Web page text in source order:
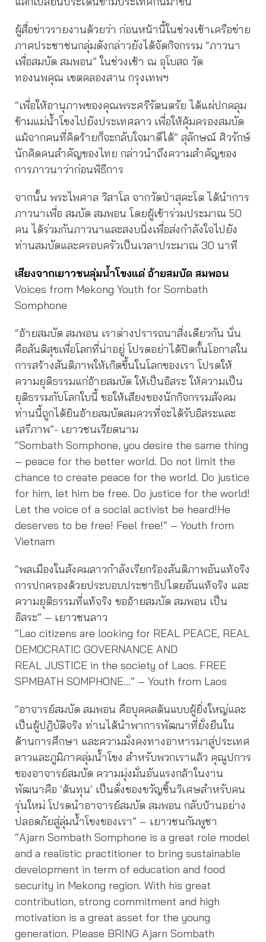
ผู้สื่อข่าวรายงานด้วยว่า ก่อนหน้านี้ในช่วงเช้าเครือข่าย
ภาคประชาชนกลุ่มดังกล่าวยังได้จัดกิจกรรม “ภาวนา
เพื่อสมบัด สมพอน” ในช่วงเช้า ณ อุโบสถ วัด
ทองนพคุณ เขตคลองสาน กรุงเทพฯ
“เพื่อให้อานุภาพของคุณพระศรีรัตนตรัย ได้แผ่ปกคลุม
ข้ามแม่น้ำโขงไปยังประเทศลาว เพื่อให้คุ้มครองสมบัด
แม้จากคนที่คิดร้ายก็จะกลับใจมาดีได้” สุลักษณ์ ศิวรักษ์
นักคิดคนสำคัญของไทย กล่าวนำถึงความสำคัญของ
การภาวนาว่าก่อนพิธีการ
จากนั้น พระไพศาล วิสาโล จากวัดป่าสุคะโต ได้นำการ
ภาวนาเพื่อ สมบัด สมพอน โดยผู้เข้าร่วมประมาณ 50
คน ได้ร่วมกันภาวนาและสงบนิ่งเพื่อส่งกำลังใจไปยัง
ท่านสมบัดและครอบครัวเป็นเวลาประมาณ 30 นาที
เสียงจากเยาวชนลุ่มน้ำโขงแด่ อ้ายสมบัด สมพอน
Voices from Mekong Youth for Sombath
Somphone
“อ้ายสมบัด สมพอน เราต่างปรารถนาสิ่งเดียวกัน นั่น
คือสันติสุขเพื่อโลกที่น่าอยู่ โปรดอย่าได้ปิดกั้นโอกาสใน
การสร้างสันติภาพให้เกิดขึ้นในโลกของเรา โปรดให้
ความยุติธรรมแก่อ้ายสมบัด ให้เป็นอิสระ ให้ความเป็น
ยุติธรรมกับโลกใบนี้ ขอให้เสียงของนักกิจกรรมสังคม
ท่านนี้ถูกได้ยินอ้ายสมบัดสมควรที่จะได้รับอิสระและ
เสรีภาพ”- เยาวชนเวียดนาม
“Sombath Somphone, you desire the same thing
– peace for the better world. Do not limit the
chance to create peace for the world. Do justice
for him, let him be free. Do justice for the world!
Let the voice of a social activist be heard!He
deserves to be free! Feel free!” – Youth from
Vietnam
“พลเมืองในสังคมลาวกำลังเรียกร้องสันติภาพอันแท้จริง
การปกครองด้วยประบอบประชาธิปไตยอันแท้จริง และ
ความยุติธรรมที่แท้จริง ขออ้ายสมบัด สมพอน เป็น
อิสระ” – เยาวชนลาว
“Lao citizens are looking for REAL PEACE, REAL
DEMOCRATIC GOVERNANCE AND
REAL JUSTICE in the society of Laos. FREE
SPMBATH SOMPHONE…” – Youth from Laos
“อาจารย์สมบัด สมพอน คือบุคคลต้นแบบผู้ยิ่งใหญ่และ
เป็นผู้ปฎิบัติจริง ท่านได้นำพาการพัฒนาที่ยั่งยืนใน
ด้านการศึกษา และความมั่งคงทางอาหารมาสู่ประเทศ
ลาวและภูมิภาคลุ่มน้ำโขง สำหรับพวกเราแล้ว คุณูปการ
ของอาจารย์สมบัด ความมุ่งมั่นอันแรงกล้าในงาน
พัฒนาคือ ‘ต้นทุน’ เป็นดั่งของขวัญชิ้นวิเศษสำหรับคน
รุ่นใหม่ โปรดนำอาจารย์สมบัด สมพอน กลับบ้านอย่าง
ปลอดภัยสู่ลุ่มน้ำโขงของเรา” – เยาวชนกัมพูชา
“Ajarn Sombath Somphone is a great role model
and a realistic practitioner to bring sustainable
development in term of education and food
security in Mekong region. With his great
contribution, strong commitment and high
motivation is a great asset for the young
generation. Please BRING Ajarn Sombath